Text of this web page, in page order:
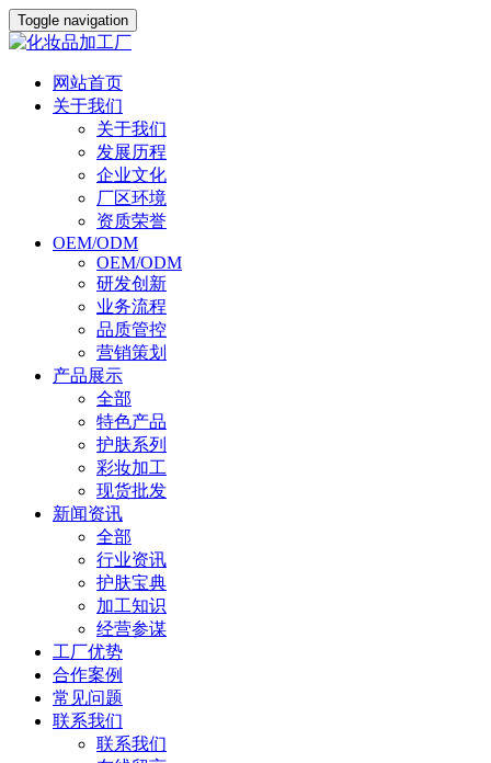
Toggle navigation
网站首页
关于我们
关于我们
发展历程
企业文化
厂区环境
资质荣誉
OEM/ODM
OEM/ODM
研发创新
业务流程
品质管控
营销策划
产品展示
全部
特色产品
护肤系列
彩妆加工
现货批发
新闻资讯
全部
行业资讯
护肤宝典
加工知识
经营参谋
工厂优势
合作案例
常见问题
联系我们
联系我们